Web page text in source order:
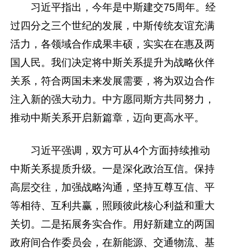
习近平指出，今年是中斯建交75周年。经
过四分之三个世纪的发展，中斯传统友谊充满
活力，各领域合作成果丰硕，实实在在惠及两
国人民。我们决定将中斯关系提升为战略伙伴
关系，符合两国未来发展需要，将为双边合作
注入新的强大动力。中方愿同斯方共同努力，
推动中斯关系开启新篇章，迈向更高水平。
习近平强调，双方可从4个方面持续推动
中斯关系提质升级。一是深化政治互信。保持
高层交往，加强战略沟通，坚持互尊互信、平
等相待、互利共赢，照顾彼此核心利益和重大
关切。二是拓展务实合作。用好新建立的两国
政府间合作委员会，在新能源、交通物流、基